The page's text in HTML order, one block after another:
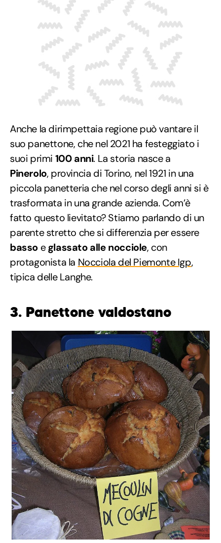
Anche la dirimpettaia regione può vantare il
suo panettone, che nel 2021 ha festeggiato i
suoi primi 100 anni. La storia nasce a
Pinerolo, provincia di Torino, nel 1921 in una
piccola panetteria che nel corso degli anni si è
trasformata in una grande azienda. Com’è
fatto questo lievitato? Stiamo parlando di un
parente stretto che si differenzia per essere
basso eglassato alle nocciole, con
protagonista la Nocciola del Piemonte Igp,
tipica delle Langhe.
3. Panettone valdostano